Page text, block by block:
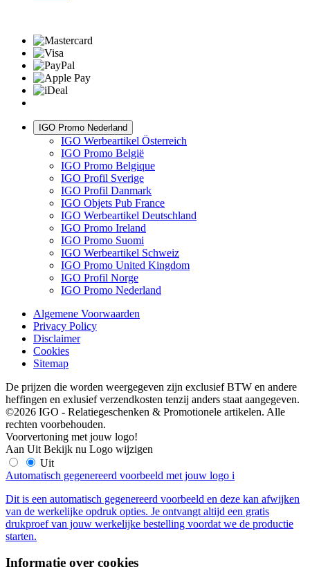
IGO Promo Nederland
IGO Werbeartikel Österreich
IGO Promo België
IGO Promo Belgique
IGO Profil Sverige
IGO Profil Danmark
IGO Objets Pub France
IGO Werbeartikel Deutschland
IGO Promo Ireland
IGO Promo Suomi
IGO Werbeartikel Schweiz
IGO Promo United Kingdom
IGO Profil Norge
IGO Promo Nederland
Algemene Voorwaarden
Privacy Policy
Disclaimer
Cookies
Sitemap
De prijzen die worden weergegeven zijn exclusief BTW en andere
heffingen en exlusief verzendkosten tenzij anders staat aangegeven.
©2026 IGO - Relatiegeschenken & Promotionele artikelen. Alle
rechten voorbehouden.
Voorvertoning met jouw logo!
Aan Uit Bekijk nu Logo wijzigen
Uit
Automatisch gegenereerd voorbeeld met jouw logo i
Dit is een automatisch gegenereerd voorbeeld en deze kan afwijken
van de werkelijke opdruk opties. Je ontvangt altijd een gratis
drukproef van jouw werkelijke bestelling voordat we de productie
starten.
Informatie over cookies